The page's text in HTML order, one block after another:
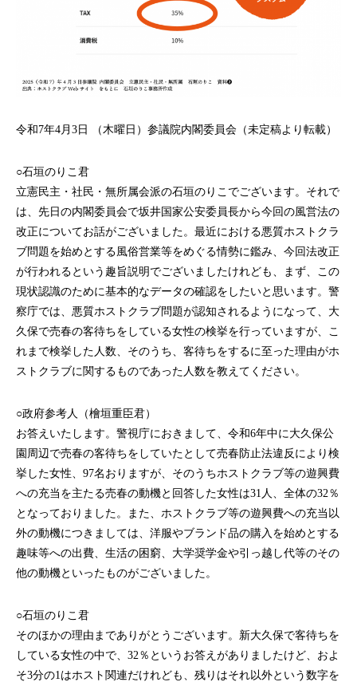
令和7年4月3日 （木曜日）参議院内閣委員会（未定稿より転載）
○石垣のりこ君
立憲民主・社民・無所属会派の石垣のりこでございます。それで
は、先日の内閣委員会で坂井国家公安委員長から今回の風営法の
改正についてお話がございました。最近における悪質ホストクラ
ブ問題を始めとする風俗営業等をめぐる情勢に鑑み、今回法改正
が行われるという趣旨説明でございましたけれども、まず、この
現状認識のために基本的なデータの確認をしたいと思います。警
察庁では、悪質ホストクラブ問題が認知されるようになって、大
久保で売春の客待ちをしている女性の検挙を行っていますが、こ
れまで検挙した人数、そのうち、客待ちをするに至った理由がホ
ストクラブに関するものであった人数を教えてください。
○政府参考人（檜垣重臣君）
お答えいたします。警視庁におきまして、令和6年中に大久保公
園周辺で売春の客待ちをしていたとして売春防止法違反により検
挙した女性、97名おりますが、そのうちホストクラブ等の遊興費
への充当を主たる売春の動機と回答した女性は31人、全体の32％
となっておりました。また、ホストクラブ等の遊興費への充当以
外の動機につきましては、洋服やブランド品の購入を始めとする
趣味等への出費、生活の困窮、大学奨学金や引っ越し代等のその
他の動機といったものがございました。
○石垣のりこ君
そのほかの理由までありがとうございます。新大久保で客待ちを
している女性の中で、32％というお答えがありましたけど、およ
そ3分の1はホスト関連だけれども、残りはそれ以外という数字を